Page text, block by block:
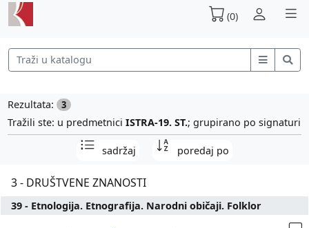
(0)
Rezultata: 3
Tražili ste: u predmetnici ISTRA-19. ST.; grupirano po signaturi
sadržaj poredaj po
3 - DRUŠTVENE ZNANOSTI
39 - Etnologija. Etnografija. Narodni običaji. Folklor